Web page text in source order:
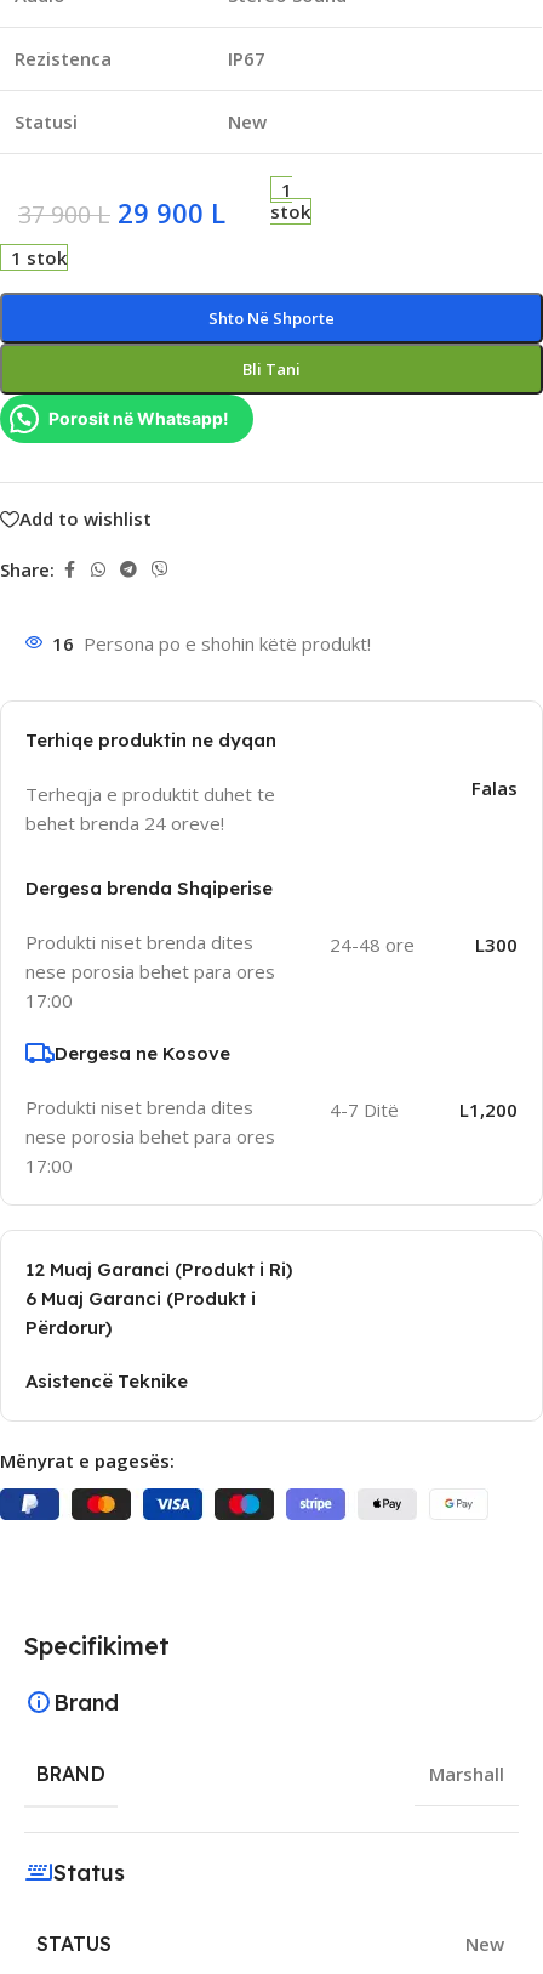
Rezistenca IP67
Statusi New
37 900L 29 900 L
1
stok
1 stok
Shto Në Shporte
Bli Tani
Porosit në Whatsapp!
Add to wishlist
Share:
16 Persona po e shohin këtë produkt!
Terhiqe produktin ne dyqan
Terheqja e produktit duhet te
behet brenda 24 oreve!
Falas
Dergesa brenda Shqiperise
Produkti niset brenda dites
nese porosia behet para ores
17:00
24-48 ore L300
Dergesa ne Kosove
Produkti niset brenda dites
nese porosia behet para ores
17:00
4-7 Ditë L1,200
12 Muaj Garanci (Produkt i Ri)
6 Muaj Garanci (Produkt i
Përdorur)
Asistencë Teknike
Mënyrat e pagesës:
Specifikimet
Brand
BRAND Marshall
Status
STATUS New